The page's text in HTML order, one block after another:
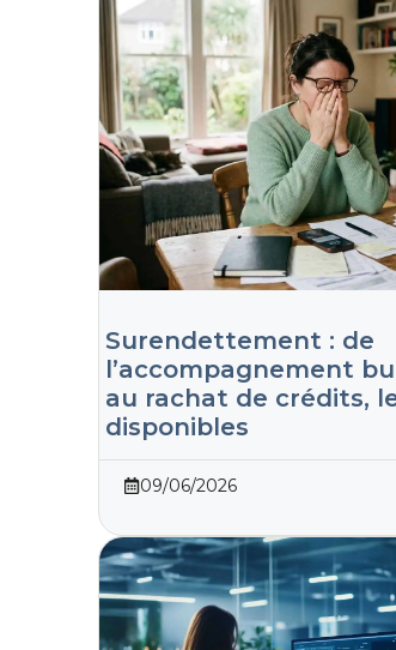
Surendettement : de
l’accompagnement
au rachat de crédits,
disponibles
09/06/2026